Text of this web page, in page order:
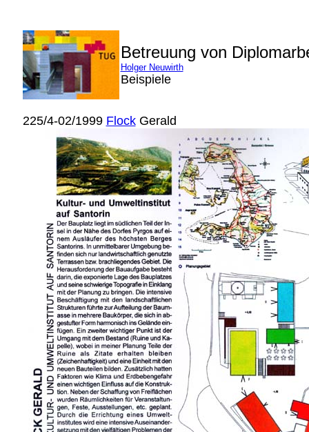
Betreuung von
Holger Neuwirth
Beispiele
225/4-02/1999 FlockGerald